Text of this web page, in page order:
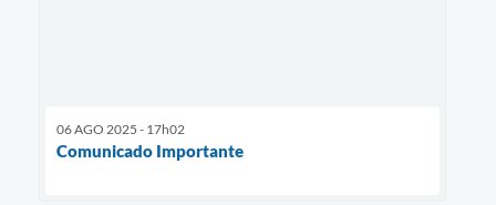
06 AGO 2025 - 17h02
Comunicado Importante